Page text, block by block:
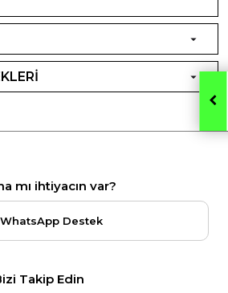
mı ihtiyacın var?
WhatsApp Destek
Takip Edin